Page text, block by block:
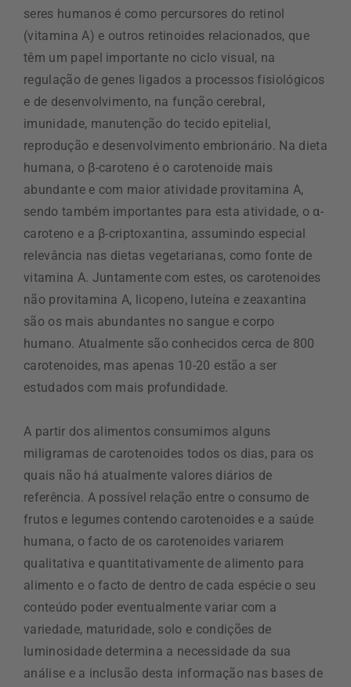
seres humanos é como percursores do retinol
(vitamina A) e outros retinoides relacionados, que
têm um papel importante no ciclo visual, na
regulação de genes ligados a processos fisiológicos
e de desenvolvimento, na função cerebral,
imunidade, manutenção do tecido epitelial,
reprodução e desenvolvimento embrionário. Na dieta
humana, o β-caroteno é o carotenoide mais
abundante e com maior atividade provitamina A,
sendo também importantes para esta atividade, o α-
caroteno e a β-criptoxantina, assumindo especial
relevância nas dietas vegetarianas, como fonte de
vitamina A. Juntamente com estes, os carotenoides
não provitamina A, licopeno, luteína e zeaxantina
são os mais abundantes no sangue e corpo
humano. Atualmente são conhecidos cerca de 800
carotenoides, mas apenas 10-20 estão a ser
estudados com mais profundidade.
A partir dos alimentos consumimos alguns
miligramas de carotenoides todos os dias, para os
quais não há atualmente valores diários de
referência. A possível relação entre o consumo de
frutos e legumes contendo carotenoides e a saúde
humana, o facto de os carotenoides variarem
qualitativa e quantitativamente de alimento para
alimento e o facto de dentro de cada espécie o seu
conteúdo poder eventualmente variar com a
variedade, maturidade, solo e condições de
luminosidade determina a necessidade da sua
análise e a inclusão desta informação nas bases de